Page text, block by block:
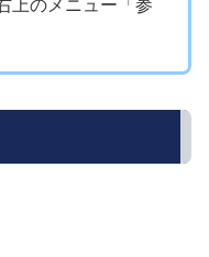
上のメニュー「参